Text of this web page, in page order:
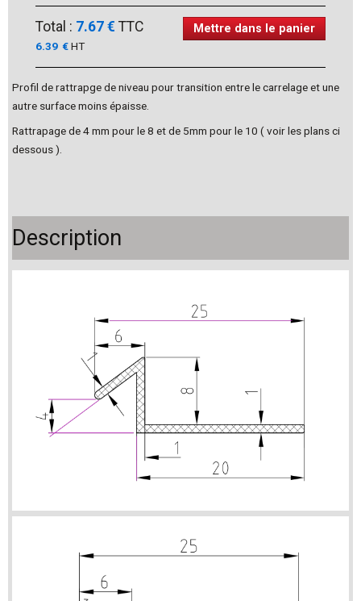
Mettre dans le panier
Total : 7.67 € TTC
6.39 €HT
Profil de rattrapge de niveau pour transition entre le carrelage et une
autre surface moins épaisse.
Rattrapage de 4 mm pour le 8 et de 5mm pour le 10 ( voir les plans ci
dessous ).
Description